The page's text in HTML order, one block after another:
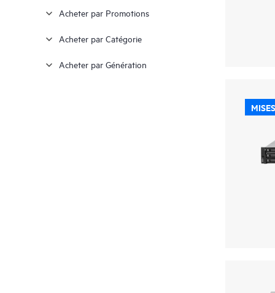
Tour ultra micro
Acheter par Promotions
Acheter par Catégorie
Acheter par Génération